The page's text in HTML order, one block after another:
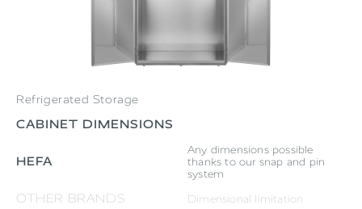
Refrigerated Storage
CABINET DIMENSIONS
HEFA
OTHER BRANDS
Any dimensions possible
thanks to our snap and pin
system
Dimensional limitation